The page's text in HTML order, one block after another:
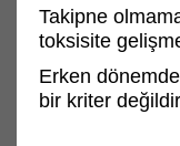
Takipne
toksisite
Erken
bir kriter